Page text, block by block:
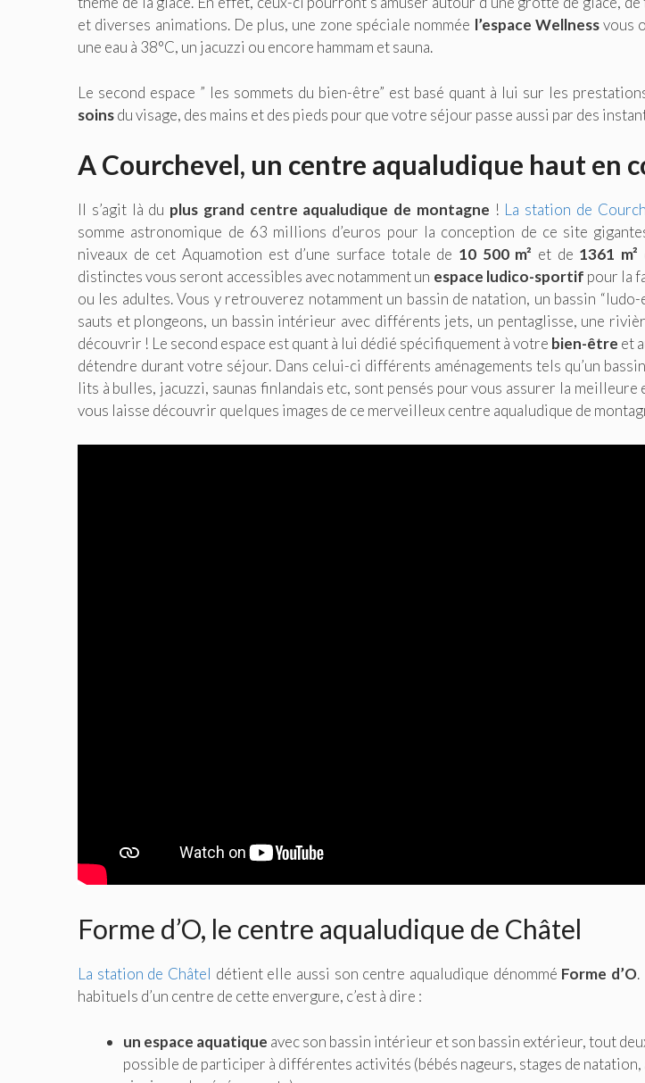
et diverses animations. De plus, une zone spéciale nommée l’espace Wellnessvous
une eau à 38°C, un jacuzzi ou encore hammam et sauna.
Le second espace ” les sommets du bien-être” est basé quant à lui sur les
soinsdu visage, des mains et des pieds pour que votre séjour passe aussi par des
A Courchevel, un centre aqualudique haut en
Il s’agit là du plus grand centre aqualudique de montagne ! La station de
somme astronomique de 63 millions d’euros pour la conception de ce site
niveaux de cet Aquamotion est d’une surface totale de 10 500 m² et de 1361 m²
distinctes vous seront accessibles avec notamment un espace ludico-sportif pour la
ou les adultes. Vous y retrouverez notamment un bassin de natation, un bassin “ludo-
sauts et plongeons, un bassin intérieur avec différents jets, un pentaglisse, une
découvrir ! Le second espace est quant à lui dédié spécifiquement à votre bien-être et
détendre durant votre séjour. Dans celui-ci différents aménagements tels qu’un
lits à bulles, jacuzzi, saunas finlandais etc, sont pensés pour vous assurer la meilleure
vous laisse découvrir quelques images de ce merveilleux centre aqualudique de
Forme d’O, le centre aqualudique de Châtel
La station de Châtel détient elle aussi son centre aqualudique dénommé Forme d’O.
habituels d’un centre de cette envergure, c’est à dire :
un espace aquatique avec son bassin intérieur et son bassin extérieur, tout
possible de participer à différentes activités (bébés nageurs, stages de